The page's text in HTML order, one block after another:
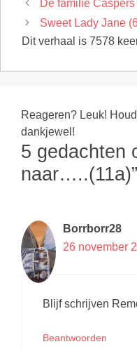
De familie
Sweet Lady Jane
Dit verhaal is 7578
Reageren? Leuk!
dankjewel!
5 gedachten
naar…..(11a)”
Borrborr28
26 november
Blijf schrijven
Beantwoorden